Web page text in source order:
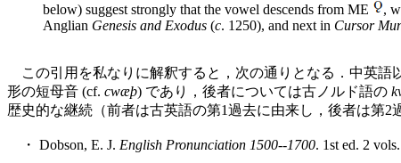
below) suggest strongly that the vowel descends from ME
,
Anglian Genesis and Exodus (c. 1250), and next in Cursor
この引用を私なりに解釈すると，次の通りとなる．中英語
形の短母音 (cf. cwæþ) であり，後者については古ノルド語の
歴史的な継続（前者は古英語の第1過去に由来し，後者は第
・ Dobson, E. J. English Pronunciation 1500--1700. 1st ed. 2